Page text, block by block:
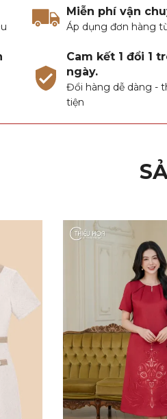
Miễn phí vận
Áp dụng đơn hàng
Cam kết 1 đổi 1
ngày.
Đổi hàng dễ dàng -
tiện